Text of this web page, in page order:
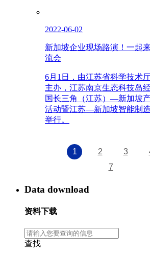
2022-06-02
新加坡企业现场路演！一起
流会
6月1日，由江苏省科学技术
主办，江苏南京生态科技岛
国长三角（江苏）—新加坡
活动暨江苏—新加坡智能制
举行。
1 2 3
7
Data download
资料下载
查找